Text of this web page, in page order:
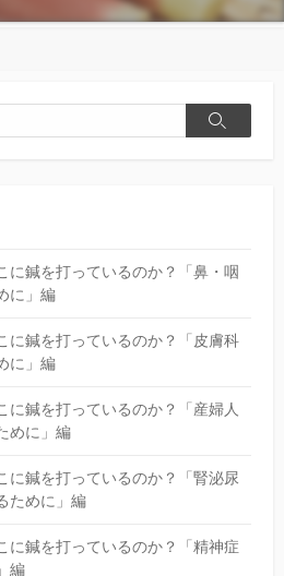
検
に鍼を打っているのか？「鼻・咽
に」編
に鍼を打っているのか？「皮膚科
に」編
に鍼を打っているのか？「産婦人
めに」編
に鍼を打っているのか？「腎泌尿
ために」編
に鍼を打っているのか？「精神症
編